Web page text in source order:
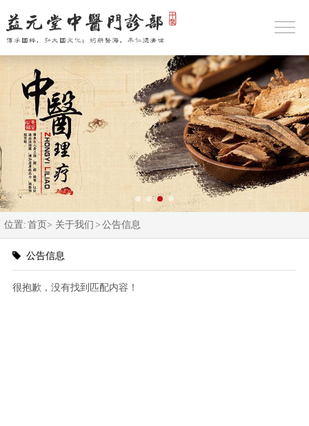
位置: 首页> 关于我们 > 公告信息
公告信息
很抱歉，没有找到匹配内容！